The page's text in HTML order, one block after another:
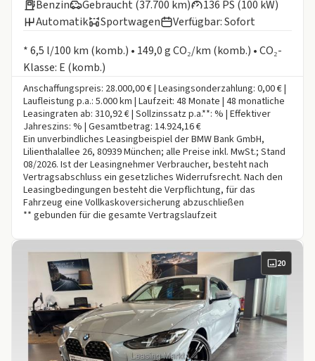
Benzin Gebraucht (37.700 km)
136 PS (100 kW)
Automatik
Sportwagen
Verfügbar: Sofort
* 6,5 l/100 km (komb.) • 149,0 g CO₂/km (komb.) • CO₂-
Klasse: E (komb.)
Anschaffungspreis: 28.000,00 € | Leasingsonderzahlung: 0,00 € |
Laufleistung p.a.: 5.000 km | Laufzeit: 48 Monate | 48 monatliche
Leasingraten ab: 310,92 € | Sollzinssatz p.a.**: % | Effektiver
Jahreszins: % | Gesamtbetrag: 14.924,16 €
Ein unverbindliches Leasingbeispiel der BMW Bank GmbH,
Lilienthalallee 26, 80939 München; alle Preise inkl. MwSt.; Stand
08/2026. Ist der Leasingnehmer Verbraucher, besteht nach
Vertragsabschluss ein gesetzliches Widerrufsrecht. Nach den
Leasingbedingungen besteht die Verpflichtung, für das
Fahrzeug eine Vollkaskoversicherung abzuschließen
** gebunden für die gesamte Vertragslaufzeit
20